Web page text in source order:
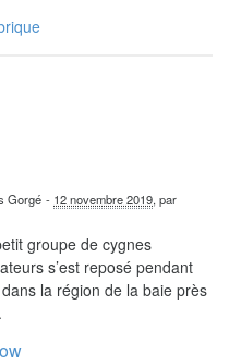
Gorgé - 12 novembre 2019, par
groupe de cygnes
s’est reposé pendant
la région de la baie près